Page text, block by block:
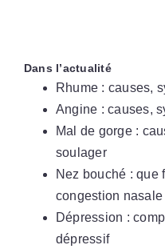
Dans l’actualité
Rhume : causes,
Angine : causes,
Mal de gorge :
soulager
Nez bouché : que
congestion nasale
Dépression :
dépressif